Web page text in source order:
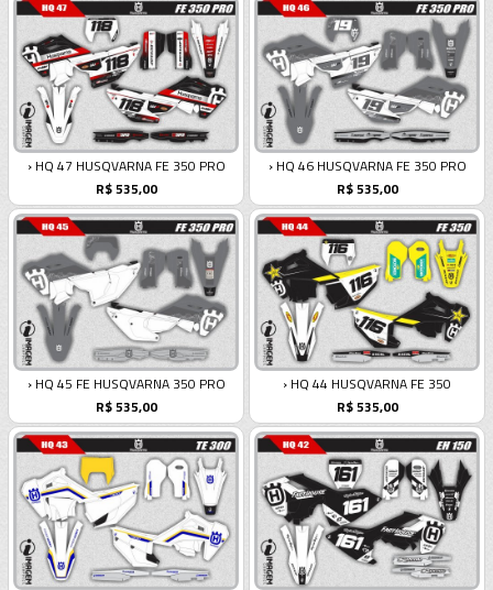
› HQ 47 HUSQVARNA FE 350 PRO
R$ 535,00
› HQ 46 HUSQVARNA FE 350 PRO
R$ 535,00
› HQ 45 FE HUSQVARNA 350 PRO
R$ 535,00
› HQ 44 HUSQVARNA FE 350
R$ 535,00